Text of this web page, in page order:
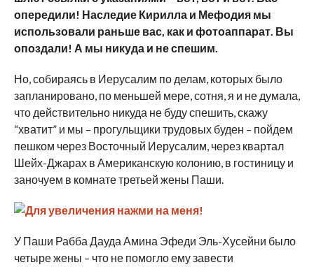
опередили! Наследие Кирилла и Мефодия мы
использовали раньше вас, как и фотоаппарат. Вы
опоздали! А мы никуда и не спешим.
Но, собираясь в Иерусалим по делам, которых было
запланировано, по меньшей мере, сотня, я и не думала,
что действительно никуда не буду спешить, скажу
“хватит” и мы – прогульщики трудовых буден – пойдем
пешком через Восточный Иерусалим, через квартал
Шейх-Джарах в Американскую колонию, в гостиницу и
заночуем в комнате третьей жены Паши.
У Паши Рабба Дауда Амина Эфеди Эль-Хусейни было
четыре жены – что не помогло ему завести